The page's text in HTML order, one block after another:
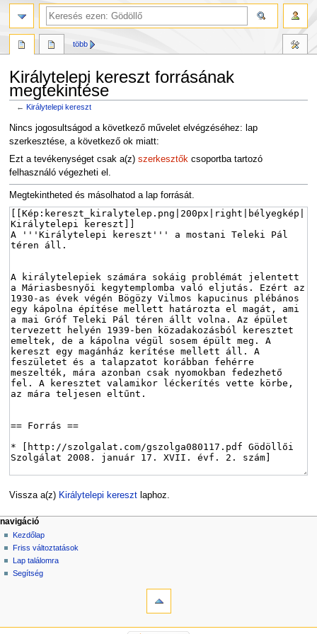
Királytelepi kereszt forrásának
megtekintése
←Királytelepi kereszt
Ugrás
a
navigációhoz
Ugrás
a
kereséshez
Nincs jogosultságod a következő művelet elvégzéséhez: lap
szerkesztése, a következő ok miatt:
Ezt a tevékenységet csak a(z) szerkesztőkcsoportba tartozó
felhasználó végezheti el.
Megtekintheted és másolhatod a lap forrását.
Vissza a(z) Királytelepi keresztlaphoz.
több
navigáció
Kezdőlap
Friss változtatások
Lap találomra
Segítség